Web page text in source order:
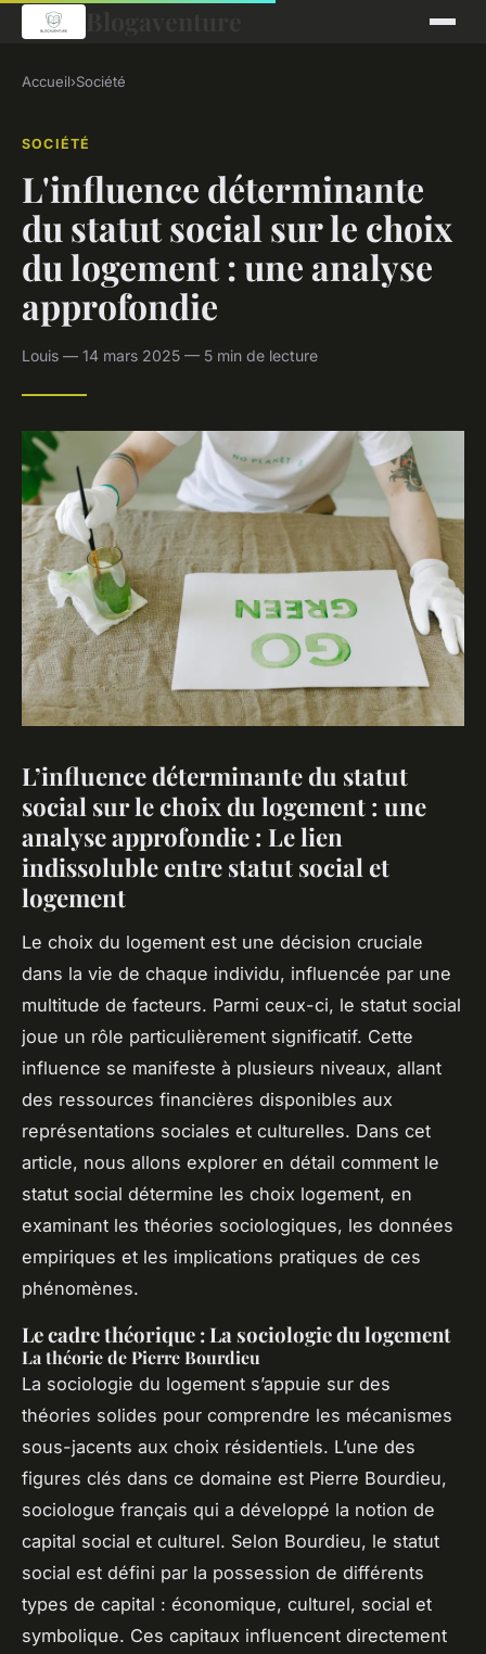
Accueil›Société
SOCIÉTÉ
L'influence déterminante
du statut social sur le choix
du logement : une analyse
approfondie
Louis — 14 mars 2025 — 5 min de lecture
L’influence déterminante du statut
social sur le choix du logement : une
analyse approfondie : Le lien
indissoluble entre statut social et
logement
Le choix du logement est une décision cruciale
dans la vie de chaque individu, influencée par une
multitude de facteurs. Parmi ceux-ci, le statut social
joue un rôle particulièrement significatif. Cette
influence se manifeste à plusieurs niveaux, allant
des ressources financières disponibles aux
représentations sociales et culturelles. Dans cet
article, nous allons explorer en détail comment le
statut social détermine les choix logement, en
examinant les théories sociologiques, les données
empiriques et les implications pratiques de ces
phénomènes.
Le cadre théorique : La sociologie du logement
La théorie de Pierre Bourdieu
La sociologie du logement s’appuie sur des
théories solides pour comprendre les mécanismes
sous-jacents aux choix résidentiels. L’une des
figures clés dans ce domaine est Pierre Bourdieu,
sociologue français qui a développé la notion de
capital social et culturel. Selon Bourdieu, le statut
social est défini par la possession de différents
types de capital : économique, culturel, social et
symbolique. Ces capitaux influencent directement